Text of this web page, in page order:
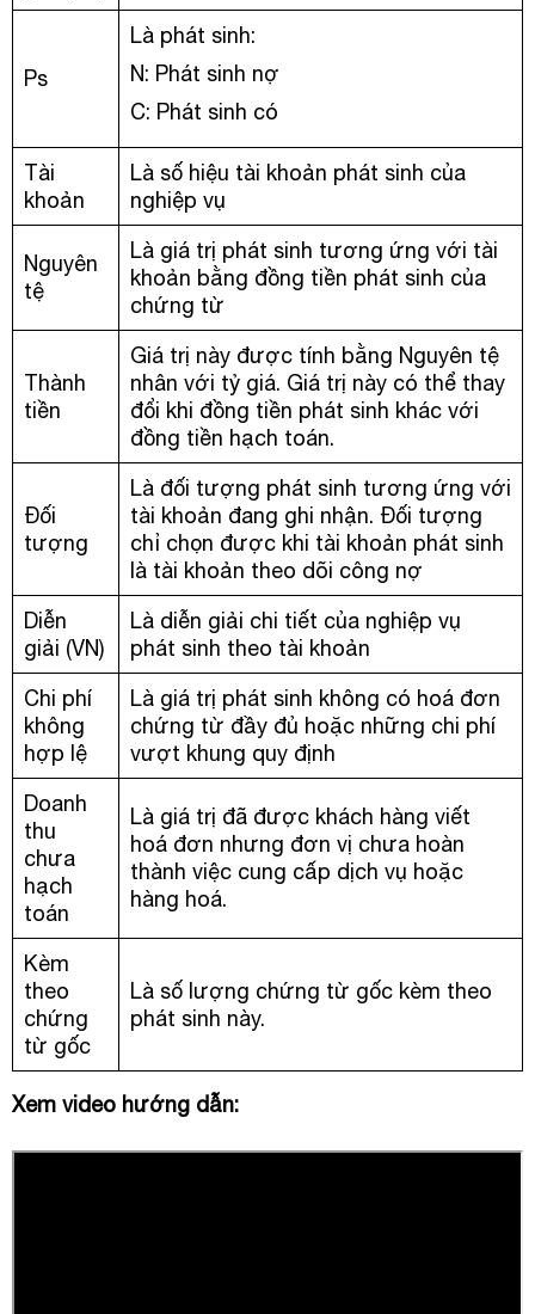
Ps
Là phát sinh:
N: Phát sinh nợ
C: Phát sinh có
Tài
khoản
Là số hiệu tài khoản phát sinh của
nghiệp vụ
Nguyên
tệ
Là giá trị phát sinh tương ứng với tài
khoản bằng đồng tiền phát sinh của
chứng từ
Thành
tiền
Giá trị này được tính bằng Nguyên tệ
nhân với tỷ giá. Giá trị này có thể thay
đổi khi đồng tiền phát sinh khác với
đồng tiền hạch toán.
Đối
tượng
Là đối tượng phát sinh tương ứng với
tài khoản đang ghi nhận. Đối tượng
chỉ chọn được khi tài khoản phát sinh
là tài khoản theo dõi công nợ
Diễn
giải (VN)
Là diễn giải chi tiết của nghiệp vụ
phát sinh theo tài khoản
Chi phí
không
hợp lệ
Là giá trị phát sinh không có hoá đơn
chứng từ đầy đủ hoặc những chi phí
vượt khung quy định
Doanh
thu
chưa
hạch
toán
Là giá trị đã được khách hàng viết
hoá đơn nhưng đơn vị chưa hoàn
thành việc cung cấp dịch vụ hoặc
hàng hoá.
Kèm
theo
chứng
từ gốc
Là số lượng chứng từ gốc kèm theo
phát sinh này.
Xem video hướng dẫn: